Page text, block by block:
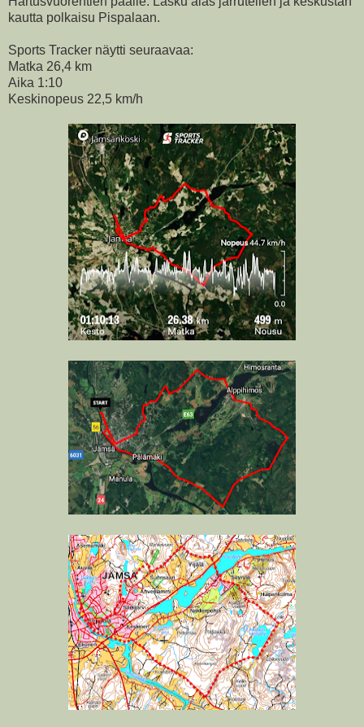
kautta polkaisu Pispalaan.
Sports Tracker näytti seuraavaa:
Matka 26,4 km
Aika 1:10
Keskinopeus 22,5 km/h